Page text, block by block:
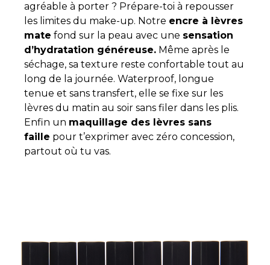
agréable à porter ? Prépare-toi à repousser
les limites du make-up. Notre encre à lèvres
mate fond sur la peau avec une sensation
d’hydratation généreuse. Même après le
séchage, sa texture reste confortable tout au
long de la journée. Waterproof, longue
tenue et sans transfert, elle se fixe sur les
lèvres du matin au soir sans filer dans les plis.
Enfin un maquillage des lèvres sans
faille pour t’exprimer avec zéro concession,
partout où tu vas.